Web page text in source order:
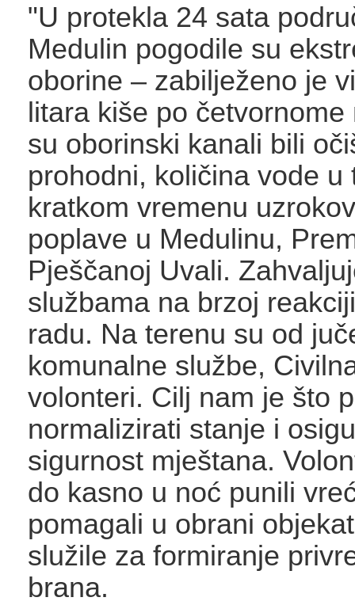
"U protekla 24 sata
Medulin pogodile su
oborine – zabilježeno je
litara kiše po četvornome
su oborinski kanali bili
prohodni, količina vode u
kratkom vremenu
poplave u Medulinu,
Pješčanoj Uvali.
službama na brzoj
radu. Na terenu su od
komunalne službe,
volonteri. Cilj nam je što
normalizirati stanje i
sigurnost mještana.
do kasno u noć punili
pomagali u obrani
služile za formiranje
brana.